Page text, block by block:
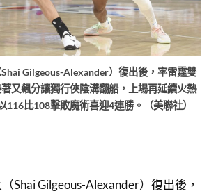
Gilgeous-Alexander）復出後，率雷霆雙
又飆分讓獨行俠陰溝翻船，上場再延續火熱
116比108擊敗魔術喜迎4連勝。（美聯社）
Shai Gilgeous-Alexander）復出後，